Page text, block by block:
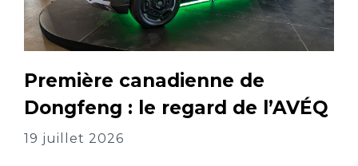
Première canadienne de
Dongfeng : le regard de l’AVÉQ
19 juillet 2026